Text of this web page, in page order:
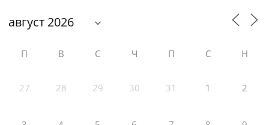
П В С Ч П С Н
27 28 29 30 31 1 2